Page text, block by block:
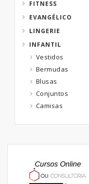
FITNESS
EVANGÉLICO
LINGERIE
INFANTIL
Vestidos
Bermudas
Blusas
Conjuntos
Camisas